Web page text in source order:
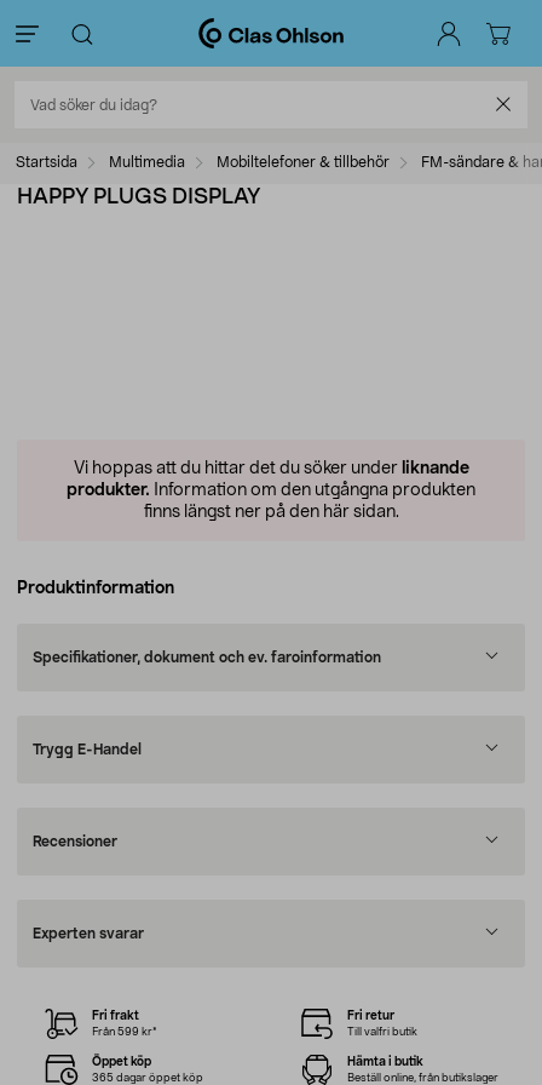
Startsida Multimedia Mobiltelefoner & tillbehör FM-sändare &
HAPPY PLUGS DISPLAY
Vi hoppas att du hittar det du söker under liknande
produkter. Information om den utgångna produkten
finns längst ner på den här sidan.
Produktinformation
Specifikationer, dokument och ev. faroinformation
Trygg E-Handel
Recensioner
Experten svarar
Fri frakt
Från 599 kr*
Fri retur
Till valfri butik
Öppet köp
365 dagar öppet köp
Hämta i butik
Beställ online, från butikslager